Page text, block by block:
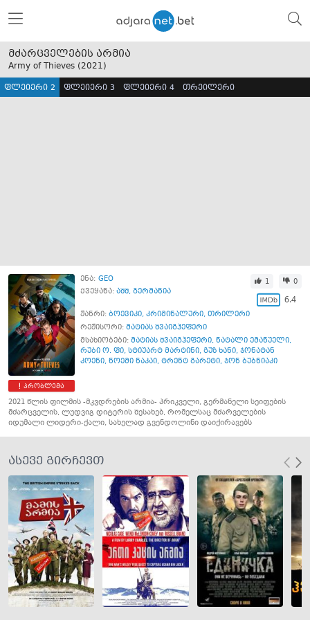
მძარცველების არმია
Army of Thieves (2021)
ფლეიერი 2 ფლეიერი 3 ფლეიერი 4 თრეილერი
პრობლემა
ენა: GEO
ქვეყანა: აშშ, გერმანია
1 0
6.4
ჟანრი: ბოევიკი, კრიმინალური, თრილერი
რეჟისორი: მატიას შვაიგჰეფერი
მსახიობები: მატიას შვაიგჰეფერი, ნატალი ემანუელი,
რუბი ო. ფი, სტიუარტ მარტინი, გუზ ხანი, ჯონატან
კოენი, ნოემი ნაკაი, ტრენტ გარეტი, ჯონ ბუბნიაკი
2021 წლის ფილმის -მკვდრების არმია- პრიკველი, გერმანელი სეიფების
მძარცველის, ლუდვიგ დიტერის შესახებ, რომელსაც მძარველების
იდუმალი ლიდერი-ქალი, სახელად გვენდოლინი დაიქირავებს
ასევე გირჩევთ